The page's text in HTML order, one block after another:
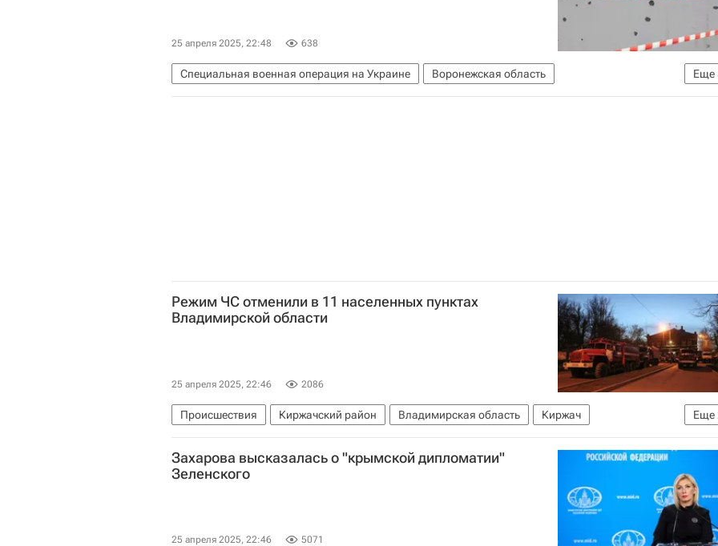
25 апреля 2025, 22:48 638
Еще
Специальная военная операция на Украине
Воронежская область
Александр Гусев (губернатор)
Режим ЧС отменили в 11 населенных пунктах
Владимирской области
25 апреля 2025, 22:46 2086
Еще
Происшествия Киржачский район Владимирская область
Киржач
Министерство обороны РФ (Минобороны РФ)
Взрыв в воинской части во Владимирской области
Захарова высказалась о "крымской дипломатии"
Зеленского
25 апреля 2025, 22:46 5071